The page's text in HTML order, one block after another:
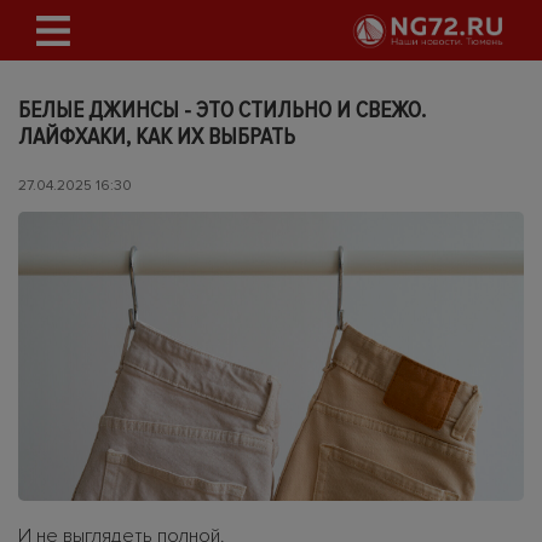
БЕЛЫЕ ДЖИНСЫ - ЭТО СТИЛЬНО И СВЕЖО.
ЛАЙФХАКИ, КАК ИХ ВЫБРАТЬ
27.04.2025 16:30
И не выглядеть полной.